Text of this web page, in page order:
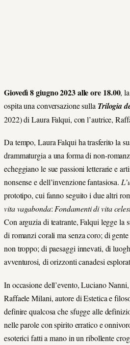
Giovedì 8 giugno 2023 alle ore 18.00,
ospita una conversazione sulla Trilogia
2022) di Laura Falqui, con l’autrice,
Da tempo, Laura Falqui ha trasferito la
drammaturgia a una forma di non-
echeggiano le sue passioni letterarie e
nonsense e dell’invenzione fantasiosa.
prototipo, cui fanno seguito i due altri
vita vagabonda:Fondamenti di vita
Con arguzia di teatrante, Falqui legge la
di romanzi corali ma senza coro; di
non troppo; di paesaggi innevati, di
avventurosi, di orizzonti canadesi
In occasione dell’evento, Luciano
Raffaele Milani, autore di Estetica e
definire qualcosa che sfugge alle
nelle parole con spirito erratico e
esoterici fatti a mano in un ribollente